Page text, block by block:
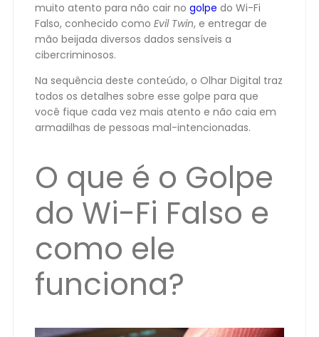
muito atento para não cair no golpe do Wi-Fi
Falso, conhecido como Evil Twin, e entregar de
mão beijada diversos dados sensíveis a
cibercriminosos.
Na sequência deste conteúdo, o Olhar Digital traz
todos os detalhes sobre esse golpe para que
você fique cada vez mais atento e não caia em
armadilhas de pessoas mal-intencionadas.
O que é o Golpe
do Wi-Fi Falso e
como ele
funciona?